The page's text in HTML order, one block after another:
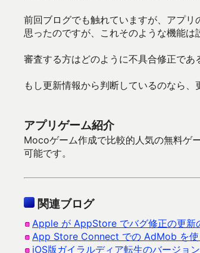
前回ブログでも触れていますが、アプ
思ったのですが、これそのような機能は
審査する方はどのように不具合修正であ
もし更新情報から判断しているのなら、
アプリゲーム紹介
Mocoゲーム作成で比較的人気の無料ゲ
可能です。
関連ブログ
Apple が AppStore でバグ修正の更新
App Store Connect での AdMob を使
iOS版ガイラルディア転生のバージョ